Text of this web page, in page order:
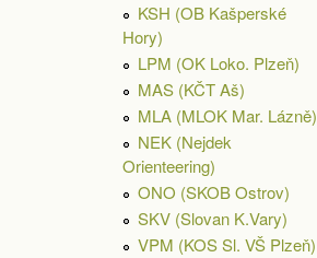
KSH (OB Kašperské
Hory)
LPM (OK Loko. Plzeň)
MAS (KČT Aš)
MLA (MLOK Mar. Lázně)
NEK (Nejdek
Orienteering)
ONO (SKOB Ostrov)
SKV (Slovan K.Vary)
VPM (KOS Sl. VŠ Plzeň)